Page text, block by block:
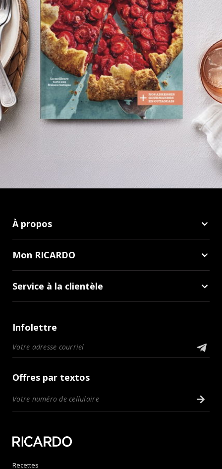
À propos
Mon RICARDO
Service à la clientèle
Infolettre
Offres par textos
Recettes